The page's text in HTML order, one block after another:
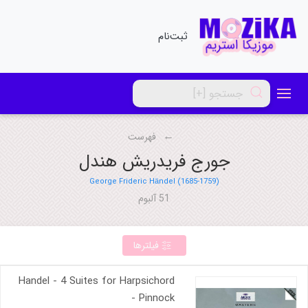
ثبت‌نام
فهرست
جورج فریدریش هندل
George Frideric Händel (1685-1759)
فیلترها
Handel - 4 Suites for Harpsichord
- Pinnock